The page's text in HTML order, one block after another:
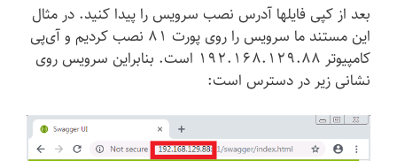
بعد از کپی فایلها آدرس نصب سرویس را پیدا کنید. در مثال
این مستند ما سرویس را روی پورت 81 نصب کردیم و آی‌پی
کامپیوتر 192.168.129.88 است. بنابراین سرویس روی
نشانی زیر در دسترس است: